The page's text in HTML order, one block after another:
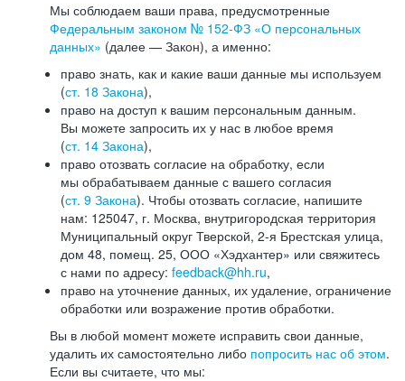
Мы соблюдаем ваши права, предусмотренные
Федеральным законом № 152-ФЗ «О персональных
данных» (далее — Закон), а именно:
право знать, как и какие ваши данные мы используем
(ст. 18 Закона),
право на доступ к вашим персональным данным.
Вы можете запросить их у нас в любое время
(ст. 14 Закона),
право отозвать согласие на обработку, если
мы обрабатываем данные с вашего согласия
(ст. 9 Закона). Чтобы отозвать согласие, напишите
нам: 125047, г. Москва, внутригородская территория
Муниципальный округ Тверской, 2-я Брестская улица,
дом 48, помещ. 25, ООО «Хэдхантер» или свяжитесь
с нами по адресу: feedback@hh.ru,
право на уточнение данных, их удаление, ограничение
обработки или возражение против обработки.
Вы в любой момент можете исправить свои данные,
удалить их самостоятельно либо попросить нас об этом.
Если вы считаете, что мы: